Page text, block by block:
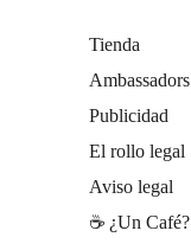
Tienda
Ambassadors
Publicidad
El rollo legal
Aviso legal
☕️ ¿Un Café?